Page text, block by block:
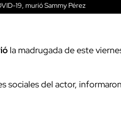
19, murió Sammy Pérez
la madrugada de este
sociales del actor,